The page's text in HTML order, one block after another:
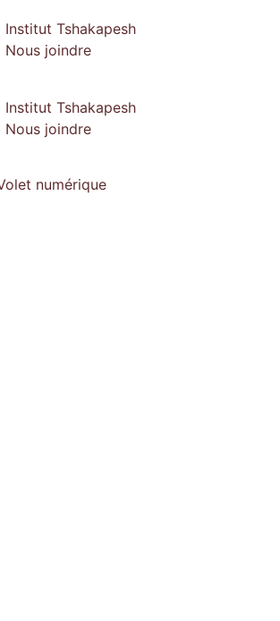
Institut Tshakapesh
Nous joindre
Institut Tshakapesh
Nous joindre